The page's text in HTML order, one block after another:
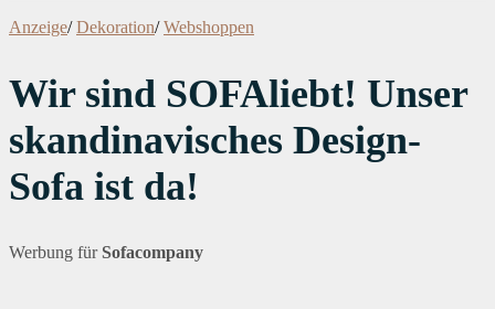
Anzeige/ Dekoration/ Webshoppen
Wir sind SOFAliebt! Unser
skandinavisches Design-
Sofa ist da!
Werbung für Sofacompany